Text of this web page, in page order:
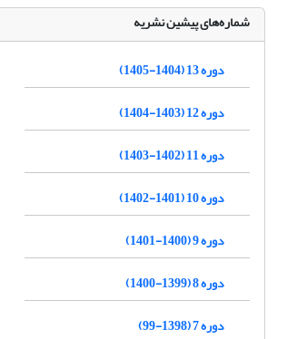
شماره‌های پیشین نشریه
دوره 13 (1404-1405)
دوره 12 (1403-1404)
دوره 11 (1402-1403)
دوره 10 (1401-1402)
دوره 9 (1400-1401)
دوره 8 (1399-1400)
دوره 7 (1398-99)